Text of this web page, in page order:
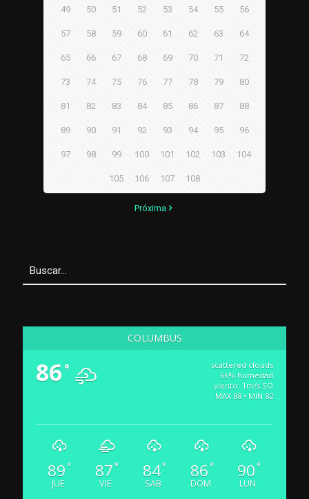
49 50 51 52 53 54 55 56
57 58 59 60 61 62 63 64
65 66 67 68 69 70 71 72
73 74 75 76 77 78 79 80
81 82 83 84 85 86 87 88
89 90 91 92 93 94 95 96
97 98 99 100 101 102 103 104
105 106 107 108
Próxima
COLUMBUS
86°
scattered clouds
66% humedad
viento: 1m/s SO
MAX 88 • MIN 82
89 °
JUE
87 °
VIE
84°
SAB
86 °
DOM
90 °
LUN